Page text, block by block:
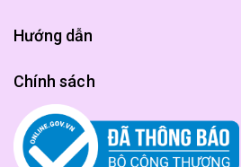
Hướng dẫn
Chính sách